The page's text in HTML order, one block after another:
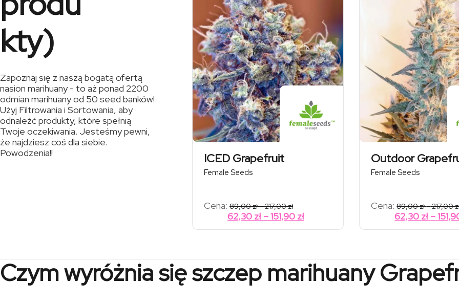
kty)
Zapoznaj się z naszą bogatą ofertą
nasion marihuany - to aż ponad 2200
odmian marihuany od 50 seed banków!
Użyj Filtrowania i Sortowania, aby
odnaleźć produkty, które spełnią
Twoje oczekiwania. Jesteśmy pewni,
że najdziesz coś dla siebie.
Powodzenia!!
ICED Grapefruit
Female Seeds
Cena: 89,00zł–217,00złZakres
cen:
od
89,00 zł
62,30 zł –151,90 złZakres
cen:
do
151,90 zł
Outdoor
Female Seeds
Cena: 89,00zł–217,00
62,30 zł –
Czym wyróżnia się szczep marihuany